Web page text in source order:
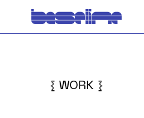
{ WORK }